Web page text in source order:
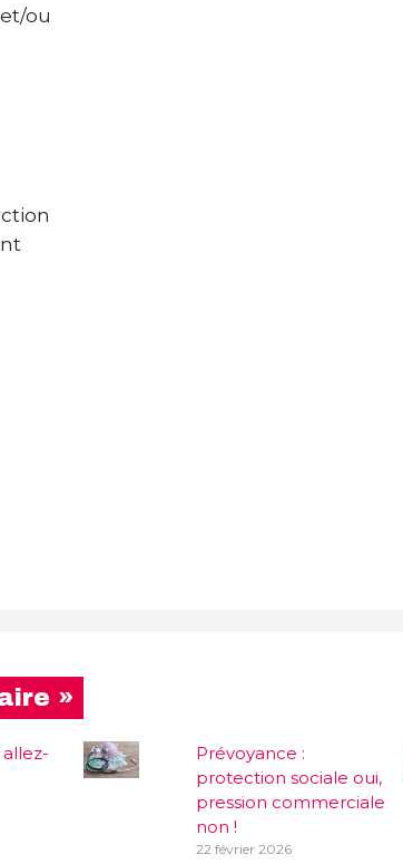
ou
»
Prévoyance :
protection sociale oui,
pression commerciale
non !
22 février 2026